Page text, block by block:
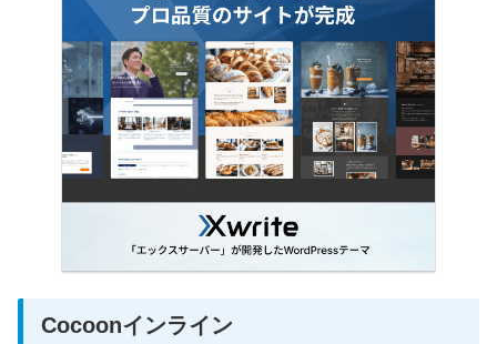
Cocoonインライン